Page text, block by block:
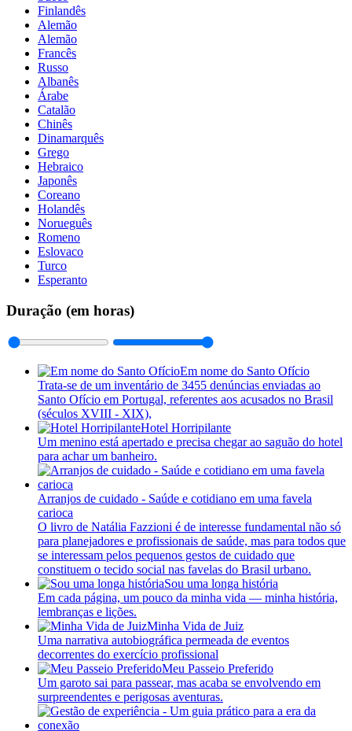
Finlandês
Alemão
Alemão
Francês
Russo
Albanês
Árabe
Catalão
Chinês
Dinamarquês
Grego
Hebraico
Japonês
Coreano
Holandês
Norueguês
Romeno
Eslovaco
Turco
Esperanto
Duração (em horas)
Em nome do Santo Ofício
Trata-se de um inventário de 3455 denúncias enviadas ao
Santo Ofício em Portugal, referentes aos acusados no Brasil
(séculos XVIII - XIX),
Hotel Horripilante
Um menino está apertado e precisa chegar ao saguão do hotel
para achar um banheiro.
Arranjos de cuidado - Saúde e cotidiano em uma favela
carioca
O livro de Natália Fazzioni é de interesse fundamental não só
para planejadores e profissionais de saúde, mas para todos que
se interessam pelos pequenos gestos de cuidado que
constituem o tecido social nas favelas do Brasil urbano.
Sou uma longa história
Em cada página, um pouco da minha vida — minha história,
lembranças e lições.
Minha Vida de Juiz
Uma narrativa autobiográfica permeada de eventos
decorrentes do exercício profissional
Meu Passeio Preferido
Um garoto sai para passear, mas acaba se envolvendo em
surpreendentes e perigosas aventuras.